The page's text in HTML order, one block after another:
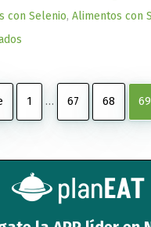
con Selenio,Alimentos con
Page
1
pages
… Page
67 Page
68 69